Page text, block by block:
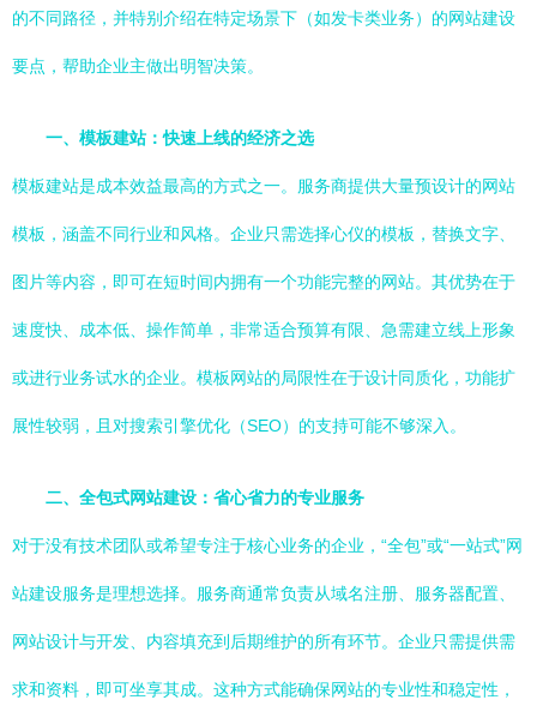
的不同路径，并特别介绍在特定场景下（如发卡类业务）的网站建设
要点，帮助企业主做出明智决策。
一、模板建站：快速上线的经济之选
模板建站是成本效益最高的方式之一。服务商提供大量预设计的网站
模板，涵盖不同行业和风格。企业只需选择心仪的模板，替换文字、
图片等内容，即可在短时间内拥有一个功能完整的网站。其优势在于
速度快、成本低、操作简单，非常适合预算有限、急需建立线上形象
或进行业务试水的企业。模板网站的局限性在于设计同质化，功能扩
展性较弱，且对搜索引擎优化（SEO）的支持可能不够深入。
二、全包式网站建设：省心省力的专业服务
对于没有技术团队或希望专注于核心业务的企业，“全包”或“一站式”网
站建设服务是理想选择。服务商通常负责从域名注册、服务器配置、
网站设计与开发、内容填充到后期维护的所有环节。企业只需提供需
求和资料，即可坐享其成。这种方式能确保网站的专业性和稳定性，